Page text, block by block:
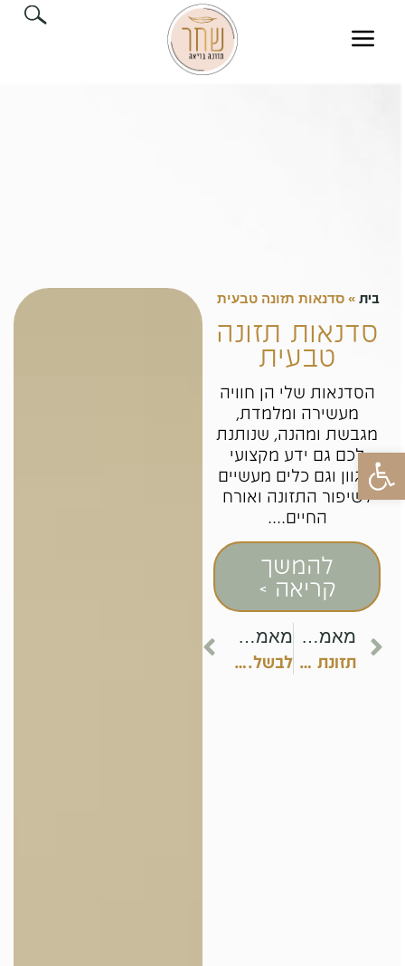
פתח סרגל נגישות
בית »סדנאות תזונה טבעית
סדנאות תזונה
טבעית
הסדנאות שלי הן חוויה
מעשירה ומלמדת,
מגבשת ומהנה, שנותנת
לכם גם ידע מקצועי
ומגוון וגם כלים מעשיים
לשיפור התזונה ואורח
החיים....
להמשך
קריאה >
מאמר קודם
תזונת תינוקות – לאכול נכון מהרגע הראשון
מאמר הבא
לבשל. לאכול. לאהוב – סדנת בישול בריא